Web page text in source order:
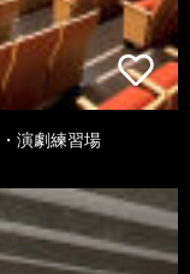
演劇練習場